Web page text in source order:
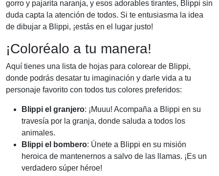
gorro y pajarita naranja, y esos adorables tirantes, Blippi sin
duda capta la atención de todos. Si te entusiasma la idea
de dibujar a Blippi, ¡estás en el lugar justo!
¡Coloréalo a tu manera!
Aquí tienes una lista de hojas para colorear de Blippi,
donde podrás desatar tu imaginación y darle vida a tu
personaje favorito con todos tus colores preferidos:
Blippi el granjero: ¡Muuu! Acompaña a Blippi en su
travesía por la granja, donde saluda a todos los
animales.
Blippi el bombero: Únete a Blippi en su misión
heroica de mantenernos a salvo de las llamas. ¡Es un
verdadero súper héroe!